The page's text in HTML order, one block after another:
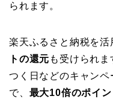
られます。
楽天ふるさと納税を
トの還元 も受けられ
つく日などのキャン
で、 最大10倍のポイ